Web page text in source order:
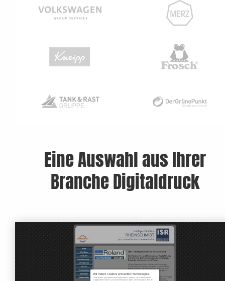
Eine Auswahl aus Ihrer
Branche Digitaldruck